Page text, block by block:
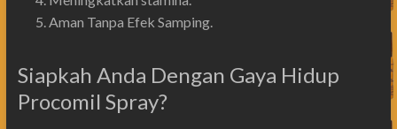
Aman Tanpa Efek Samping.
Siapkah Anda Dengan Gaya Hidup
Procomil Spray?